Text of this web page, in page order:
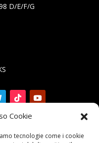
Cookie
tecnologie come i cookie
E/F/G